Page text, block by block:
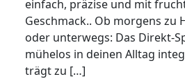
einfach, präzise und mit
Geschmack.. Ob morgens zu
oder unterwegs: Das Direkt-
mühelos in deinen Alltag
trägt zu […]